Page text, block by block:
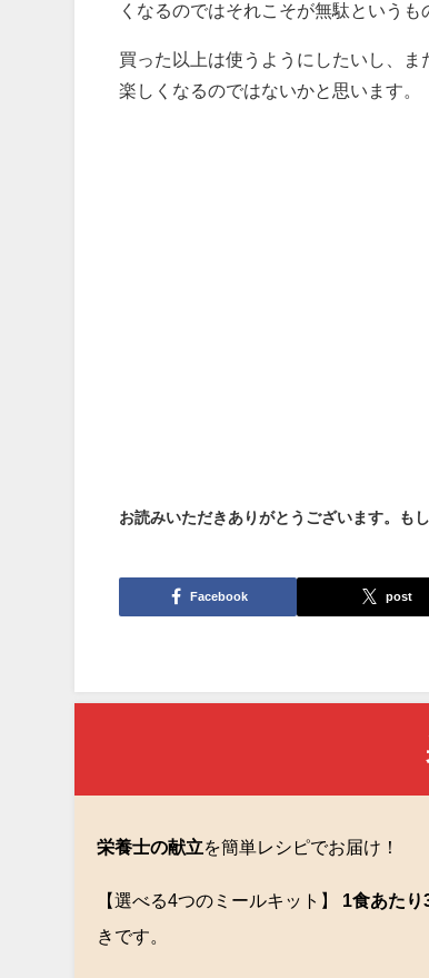
くなるのではそれこそが無駄というも
買った以上は使うようにしたいし、
楽しくなるのではないかと思います。
お読みいただきありがとうございます。も
Facebook post
栄養士の献立を簡単レシピでお届け！
【選べる4つのミールキット】 1食あたり
きです。